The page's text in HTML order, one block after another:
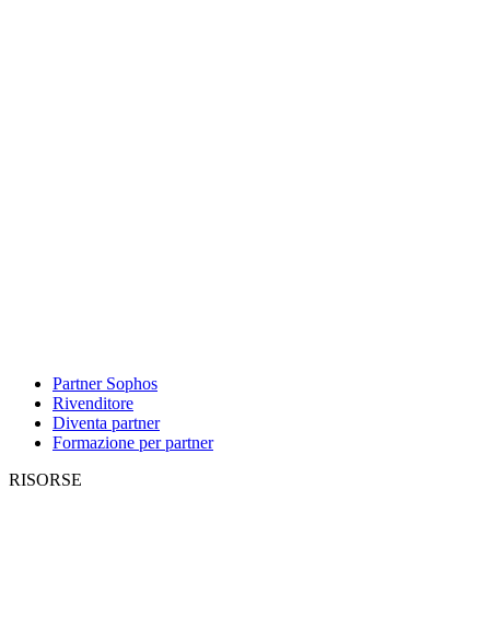
Partner Sophos
Rivenditore
Diventa partner
Formazione per partner
RISORSE